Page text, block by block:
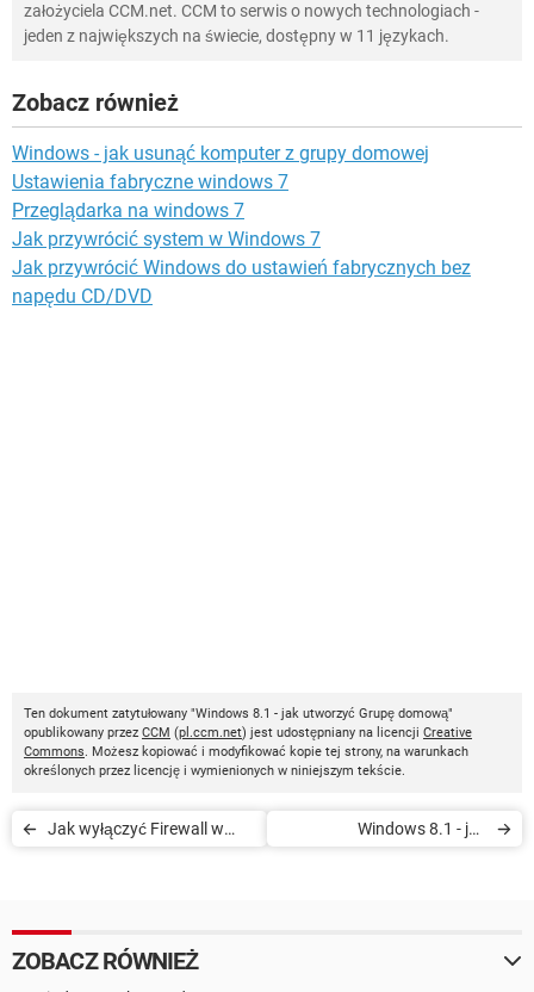
założyciela CCM.net. CCM to serwis o nowych technologiach -
jeden z największych na świecie, dostępny w 11 językach.
Zobacz również
Windows - jak usunąć komputer z grupy domowej
Ustawienia fabryczne windows 7
Przeglądarka na windows 7
Jak przywrócić system w Windows 7
Jak przywrócić Windows do ustawień fabrycznych bez
napędu CD/DVD
Ten dokument zatytułowany "Windows 8.1 - jak utworzyć Grupę domową"
opublikowany przez CCM (pl.ccm.net) jest udostępniany na licencji Creative
Commons. Możesz kopiować i modyfikować kopie tej strony, na warunkach
określonych przez licencję i wymienionych w niniejszym tekście.
Jak wyłączyć Firewall w
Windows 8.1 - jak
ZOBACZ RÓWNIEŻ